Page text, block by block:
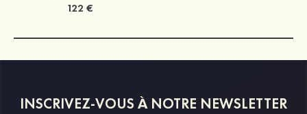
122 €
INSCRIVEZ-VOUS À NOTRE NEWSLETTER